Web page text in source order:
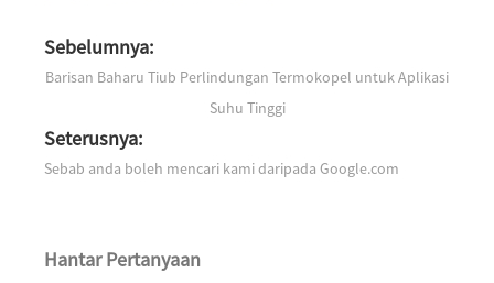
Sebelumnya:
Barisan Baharu Tiub Perlindungan Termokopel untuk Aplikasi
Suhu Tinggi
Seterusnya:
Sebab anda boleh mencari kami daripada Google.com
Hantar Pertanyaan